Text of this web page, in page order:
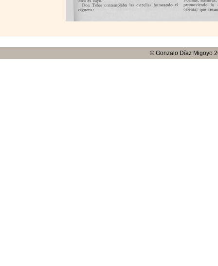
© Gonzalo Díaz Migoyo